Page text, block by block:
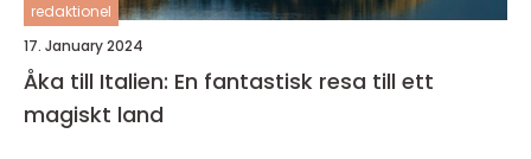
redaktionel
17. January 2024
Åka till Italien: En fantastisk resa till ett
magiskt land